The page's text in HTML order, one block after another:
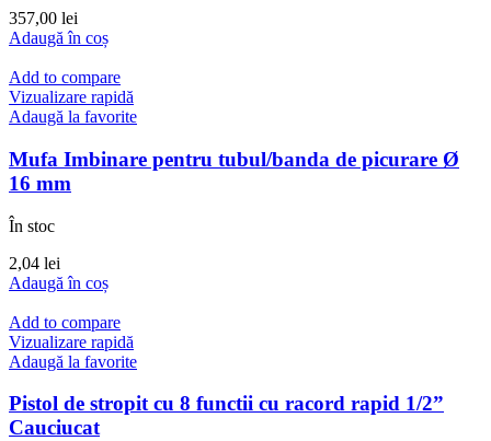
357,00 lei
Adaugă în coș
Add to compare
Vizualizare rapidă
Adaugă la favorite
Mufa Imbinare pentru tubul/banda de picurare Ø
16 mm
În stoc
2,04 lei
Adaugă în coș
Add to compare
Vizualizare rapidă
Adaugă la favorite
Pistol de stropit cu 8 functii cu racord rapid 1/2”
Cauciucat